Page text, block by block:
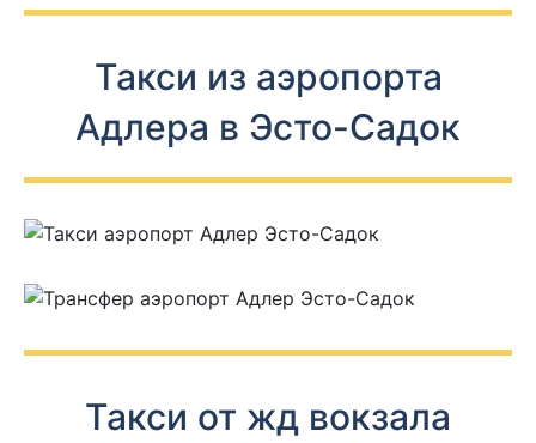
Такси из аэропорта
Адлера в Эсто-Садок
Такси от жд вокзала